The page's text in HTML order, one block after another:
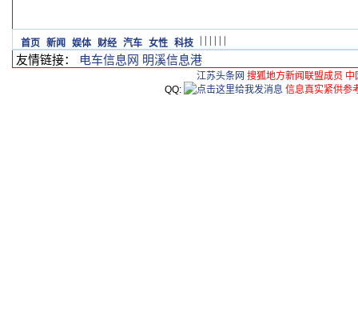
首页 新闻 娱体 财经 汽车 女性 科技
友情链接： 电车信息网 明溪信息港
江苏头条网 搜狐地方新闻联盟成员
QQ:
信息真实紧供参